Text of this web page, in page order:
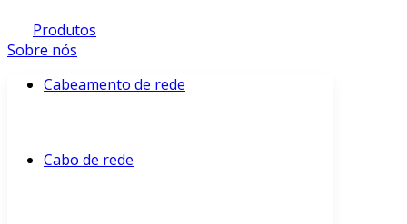
Produtos
Sobre nós
Cabeamento de rede
Cabo de rede